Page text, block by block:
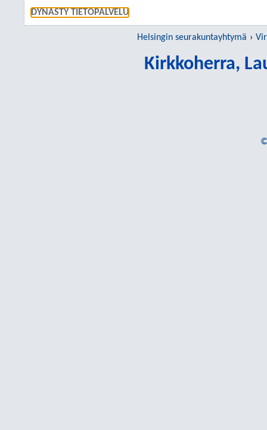
DYNASTY TIETOPALVELU
Helsingin seurakuntayhtymä
Kirkkoherra,